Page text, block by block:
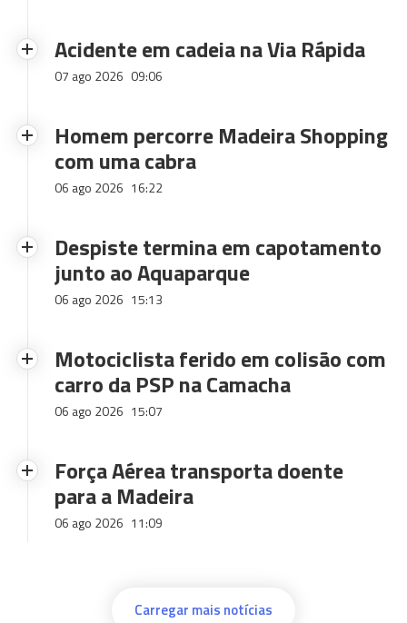
Acidente em cadeia na Via Rápida
07 ago 2026 09:06
Homem percorre Madeira Shopping
com uma cabra
06 ago 2026 16:22
Despiste termina em capotamento
junto ao Aquaparque
06 ago 2026 15:13
Motociclista ferido em colisão com
carro da PSP na Camacha
06 ago 2026 15:07
Força Aérea transporta doente
para a Madeira
06 ago 2026 11:09
Carregar mais notícias